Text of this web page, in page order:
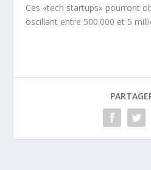
Ces «tech startups» pourront
oscillant entre 500.000 et 5